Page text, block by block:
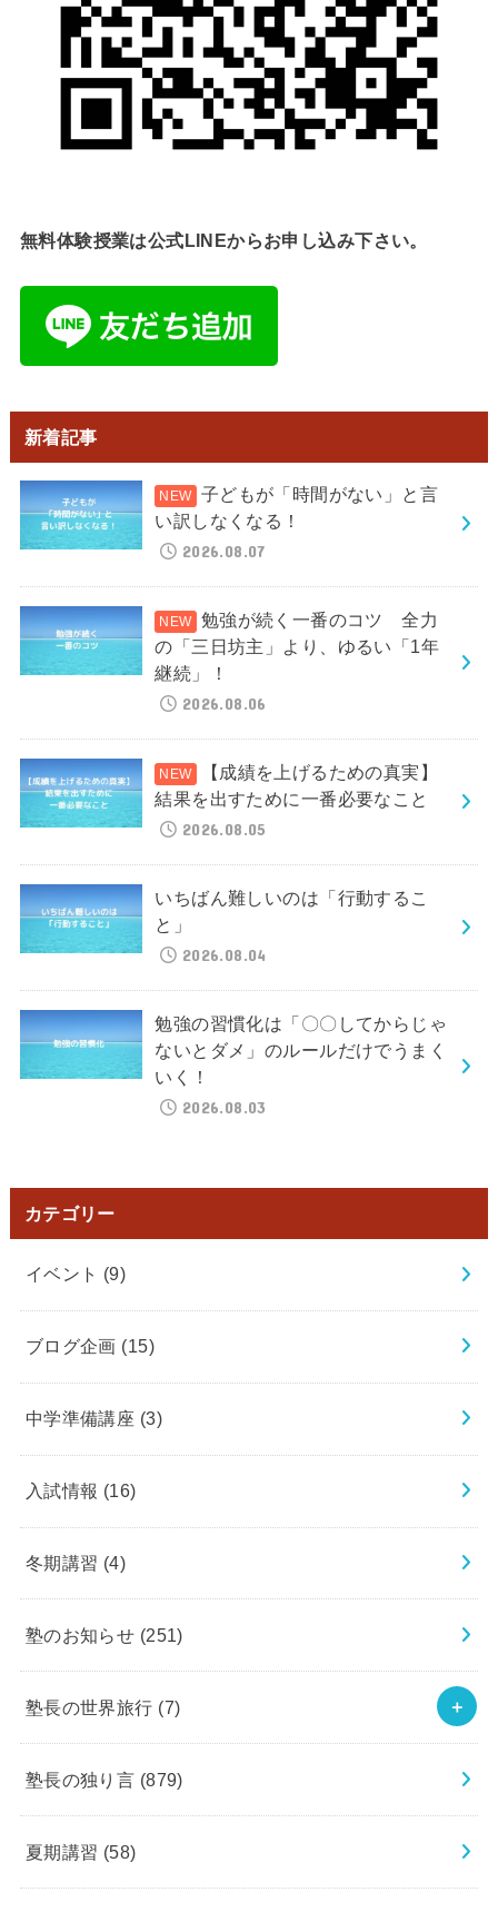
無料体験授業は公式LINEからお申し込み下さい。
新着記事
子どもが「時間がない」と言
い訳しなくなる！
2026.08.07
勉強が続く一番のコツ 全力
の「三日坊主」より、ゆるい「1年
継続」！
2026.08.06
【成績を上げるための真実】
結果を出すために一番必要なこと
2026.08.05
いちばん難しいのは「行動するこ
と」
2026.08.04
勉強の習慣化は「〇〇してからじゃ
ないとダメ」のルールだけでうまく
いく！
2026.08.03
カテゴリー
イベント (9)
ブログ企画 (15)
中学準備講座 (3)
入試情報 (16)
冬期講習 (4)
塾のお知らせ (251)
塾長の世界旅行 (7)
塾長の独り言 (879)
夏期講習 (58)